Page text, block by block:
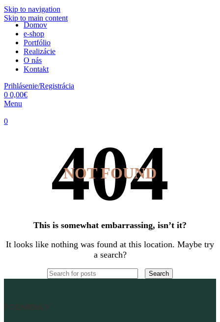
Skip to navigation
Skip to main content
Domov
e-shop
Portfólio
Realizácie
O nás
Kontakt
Prihlásenie/Registrácia
0 0,00€
Menu
0
NOT FOUND
This is somewhat embarrassing, isn’t it?
It looks like nothing was found at this location. Maybe try
a search?
Search
PODMIENKY